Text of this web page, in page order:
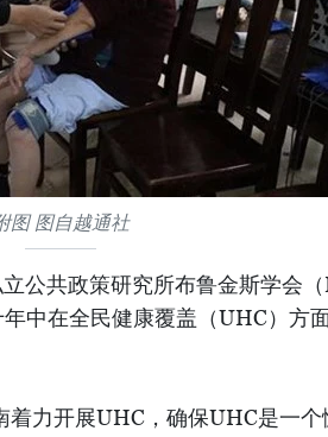
图 图自越通社
公共政策研究所布鲁金斯学会
中在全民健康覆盖（UHC）方
着力开展UHC，确保UHC是一